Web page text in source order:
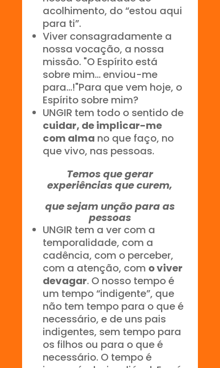
acolhimento, do “estou aqui
para ti”.
Viver consagradamente a
nossa vocação, a nossa
missão. "O Espírito está
sobre mim... enviou-me
para...!"Para que vem hoje, o
Espírito sobre mim?
UNGIR tem todo o sentido de
cuidar, de implicar-me
com alma no que faço, no
que vivo, nas pessoas.
Temos que gerar
experiências que curem,
que sejam unção para as
pessoas
UNGIR tem a ver com a
temporalidade, com a
cadência, com o perceber,
com a atenção, com o viver
devagar. O nosso tempo é
um tempo “indigente”, que
não tem tempo para o que é
necessário, e de uns pais
indigentes, sem tempo para
os filhos ou para o que é
necessário. O tempo é